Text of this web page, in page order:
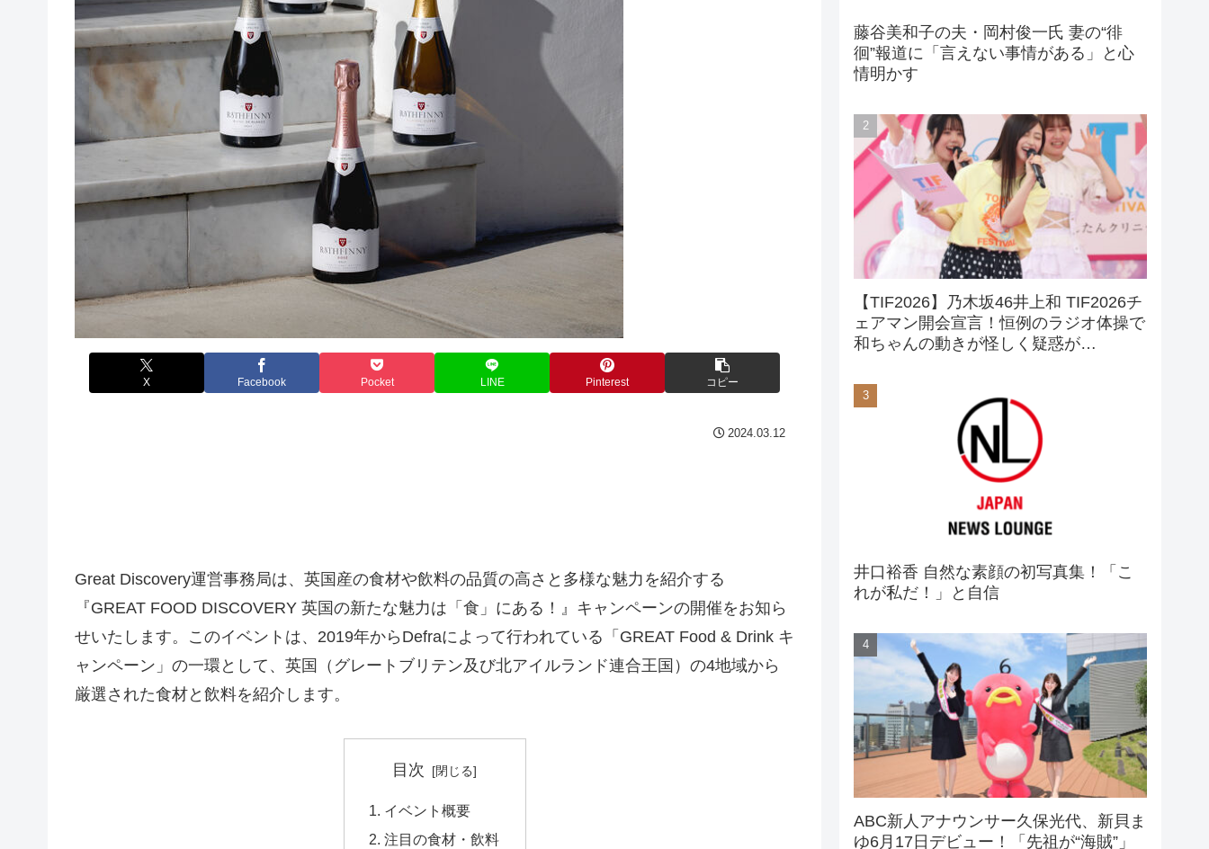
X Facebook Pocket LINE Pinterest コピー
2024.03.12
Great Discovery運営事務局は、英国産の食材や飲料の品質の高さと多様な魅力を紹介する
『GREAT FOOD DISCOVERY 英国の新たな魅力は「食」にある！』キャンペーンの開催をお知ら
せいたします。このイベントは、2019年からDefraによって行われている「GREAT Food & Drink キ
ャンペーン」の一環として、英国（グレートブリテン及び北アイルランド連合王国）の4地域から
厳選された食材と飲料を紹介します。
目次
イベント概要
注目の食材・飲料
藤谷美和子の夫・岡村俊一氏 妻の“徘
徊”報道に「言えない事情がある」と心
情明かす
【TIF2026】乃木坂46井上和 TIF2026チ
ェアマン開会宣言！恒例のラジオ体操で
和ちゃんの動きが怪しく疑惑が…
井口裕香 自然な素顔の初写真集！「こ
れが私だ！」と自信
ABC新人アナウンサー久保光代、新貝ま
ゆ6月17日デビュー！「先祖が“海賊”」